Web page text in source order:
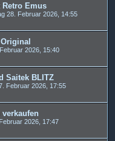
Retro Emus
28. Februar 2026, 14:55
2026, 15:40
Saitek BLITZ
Februar 2026, 17:55
2026, 17:47